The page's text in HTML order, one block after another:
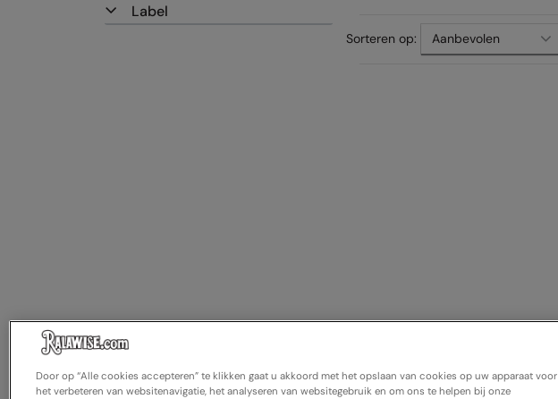
Sorteren op:
Label
Door op “Alle cookies accepteren” te klikken gaat u akkoord met het opslaan van cookies op uw apparaat voor
het verbeteren van websitenavigatie, het analyseren van websitegebruik en om ons te helpen bij onze